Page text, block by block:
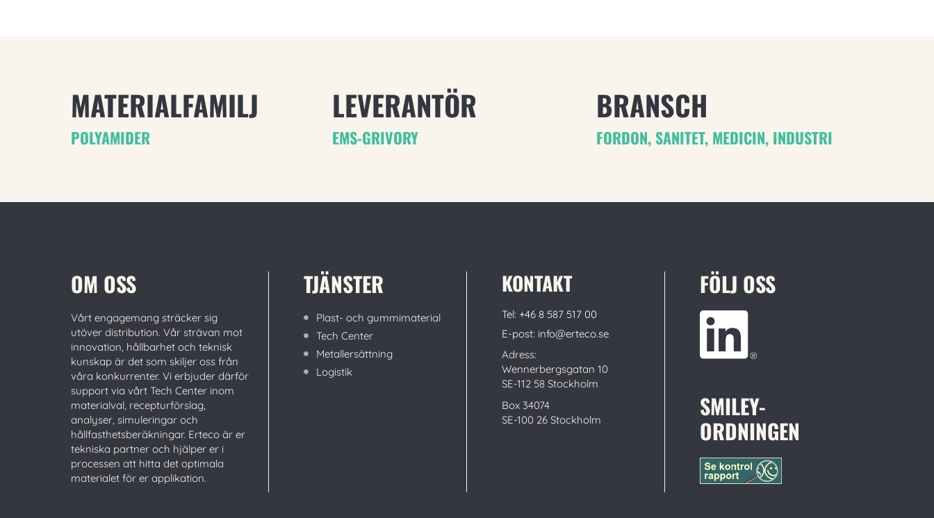
MATERIALFAMILJ
POLYAMIDER
LEVERANTÖR
EMS-GRIVORY
BRANSCH
FORDON, SANITET, MEDICIN, INDUSTRI
OM OSS
Vårt engagemang sträcker sig
utöver distribution. Vår strävan mot
innovation, hållbarhet och teknisk
kunskap är det som skiljer oss från
våra konkurrenter. Vi erbjuder därför
support via vårt Tech Center inom
materialval, recepturförslag,
analyser, simuleringar och
hållfasthetsberäkningar. Erteco är er
tekniska partner och hjälper er i
processen att hitta det optimala
materialet för er applikation.
TJÄNSTER
Plast- och gummimaterial
Tech Center
Metallersättning
Logistik
KONTAKT
Tel: +46 8 587 517 00
E-post: info@erteco.se
Adress:
Wennerbergsgatan 10
SE-112 58 Stockholm
Box 34074
SE-100 26 Stockholm
FÖLJ OSS
SMILEY-
ORDNINGEN